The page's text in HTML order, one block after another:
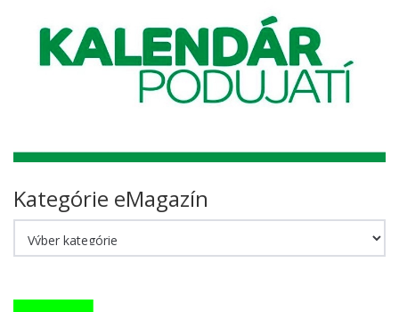
Kategórie eMagazín
eMagazín